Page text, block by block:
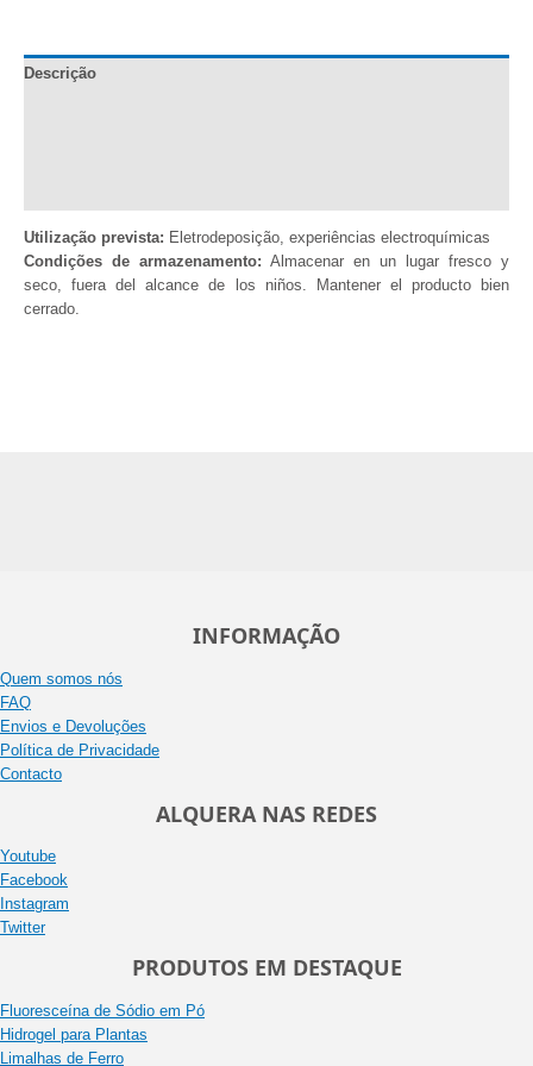
Descrição
Utilização prevista: Eletrodeposição, experiências electroquímicas
Condições de armazenamento: Almacenar en un lugar fresco y
seco, fuera del alcance de los niños. Mantener el producto bien
cerrado.
INFORMAÇÃO
Quem somos nós
FAQ
Envios e Devoluções
Política de Privacidade
Contacto
ALQUERA NAS REDES
Youtube
Facebook
Instagram
Twitter
PRODUTOS EM DESTAQUE
Fluoresceína de Sódio em Pó
Hidrogel para Plantas
Limalhas de Ferro